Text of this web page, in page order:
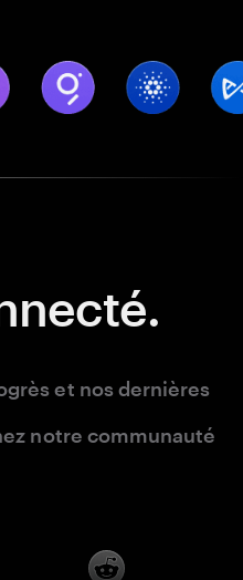
et nos dernières
notre communauté